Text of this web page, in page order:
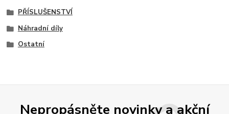
PŘÍSLUŠENSTVÍ
Náhradní díly
Ostatní
Nepropásněte novinky a akční